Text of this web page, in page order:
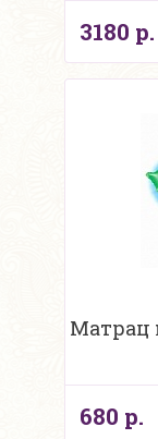
3180 р.
Матрац
680 р.